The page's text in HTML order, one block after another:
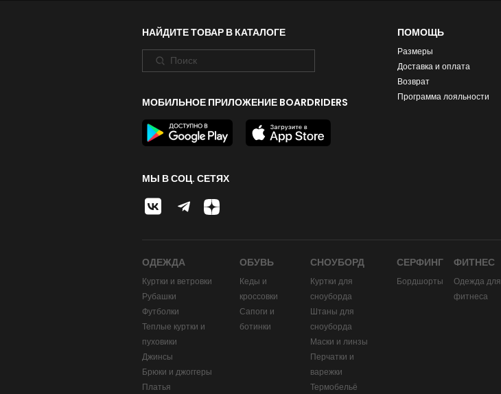
НАЙДИТЕ ТОВАР В КАТАЛОГЕ
МОБИЛЬНОЕ ПРИЛОЖЕНИЕ BOARDRIDERS
МЫ В СОЦ. СЕТЯХ
ПОМОЩЬ
Размеры
Доставка и оплата
Возврат
Программа лояльности
ОДЕЖДА
Куртки и ветровки
Рубашки
Футболки
Теплые куртки и
пуховики
Джинсы
Брюки и джоггеры
Платья
ОБУВЬ
Кеды и
кроссовки
Сапоги и
ботинки
СНОУБОРД
Куртки для
сноуборда
Штаны для
сноуборда
Маски и линзы
Перчатки и
варежки
Термобельё
СЕРФИНГ
Бордшорты
ФИТНЕС
Одежда для
фитнеса